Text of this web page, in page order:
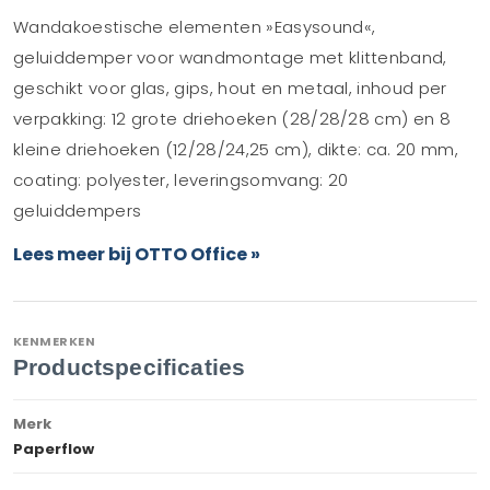
Wandakoestische elementen »Easysound«,
geluiddemper voor wandmontage met klittenband,
geschikt voor glas, gips, hout en metaal, inhoud per
verpakking: 12 grote driehoeken (28/28/28 cm) en 8
kleine driehoeken (12/28/24,25 cm), dikte: ca. 20 mm,
coating: polyester, leveringsomvang: 20
geluiddempers
Lees meer bij OTTO Office »
KENMERKEN
Productspecificaties
Merk
Paperflow